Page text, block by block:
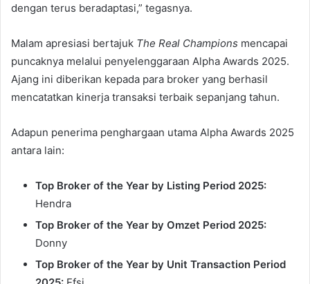
dengan terus beradaptasi,” tegasnya.
Malam apresiasi bertajuk The Real Champions mencapai
puncaknya melalui penyelenggaraan Alpha Awards 2025.
Ajang ini diberikan kepada para broker yang berhasil
mencatatkan kinerja transaksi terbaik sepanjang tahun.
Adapun penerima penghargaan utama Alpha Awards 2025
antara lain:
Top Broker of the Year by Listing Period 2025:
Hendra
Top Broker of the Year by Omzet Period 2025:
Donny
Top Broker of the Year by Unit Transaction Period